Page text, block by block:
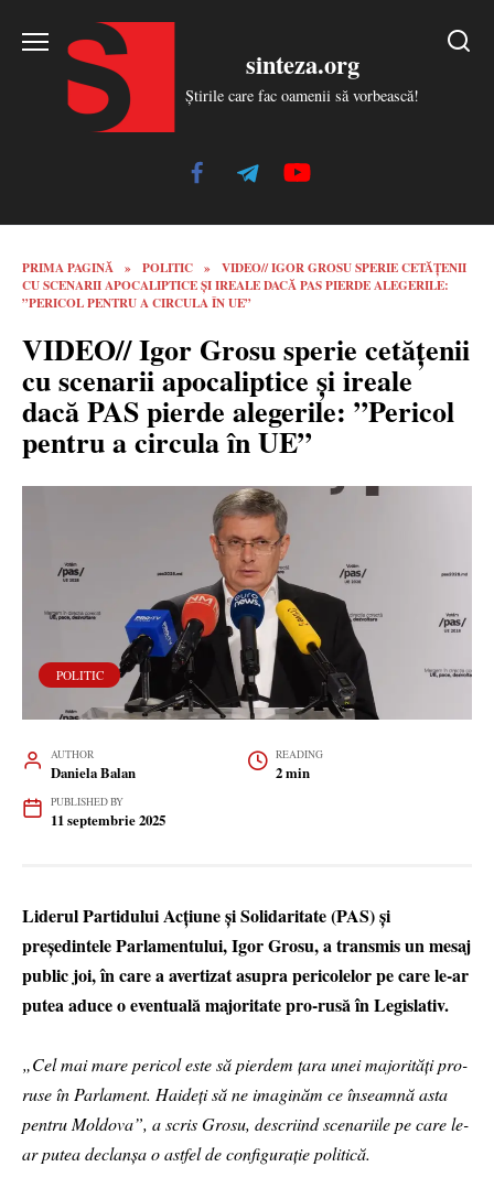
sinteza.org
Știrile care fac oamenii să vorbească!
PRIMA PAGINĂ » POLITIC »
VIDEO// IGOR GROSU SPERIE CETĂȚENII
CU SCENARII APOCALIPTICE ȘI IREALE DACĂ PAS PIERDE ALEGERILE:
”PERICOL PENTRU A CIRCULA ÎN UE”
VIDEO// Igor Grosu sperie cetățenii
cu scenarii apocaliptice și ireale
dacă PAS pierde alegerile: ”Pericol
pentru a circula în UE”
POLITIC
AUTHOR
Daniela Balan
READING
2 min
PUBLISHED BY
11 septembrie 2025
Liderul Partidului Acțiune și Solidaritate (PAS) și
președintele Parlamentului, Igor Grosu, a transmis un mesaj
public joi, în care a avertizat asupra pericolelor pe care le-ar
putea aduce o eventuală majoritate pro-rusă în Legislativ.
„Cel mai mare pericol este să pierdem țara unei majorități pro-
ruse în Parlament. Haideți să ne imaginăm ce înseamnă asta
pentru Moldova”, a scris Grosu, descriind scenariile pe care le-
ar putea declanșa o astfel de configurație politică.